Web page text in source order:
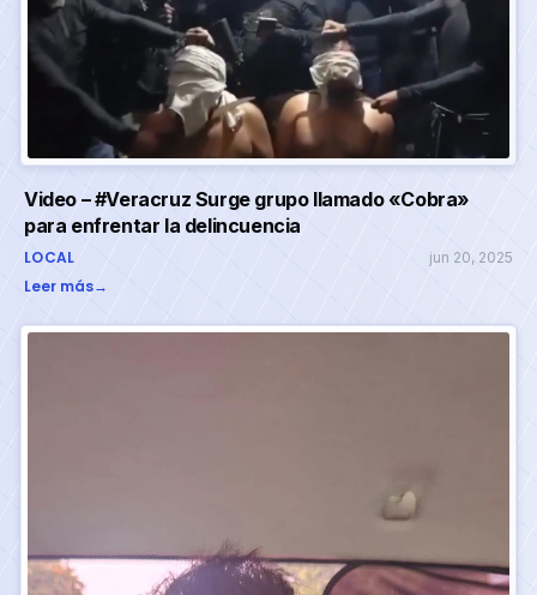
Video – #Veracruz Surge grupo llamado «Cobra»
para enfrentar la delincuencia
LOCAL jun 20, 2025
Leer más→